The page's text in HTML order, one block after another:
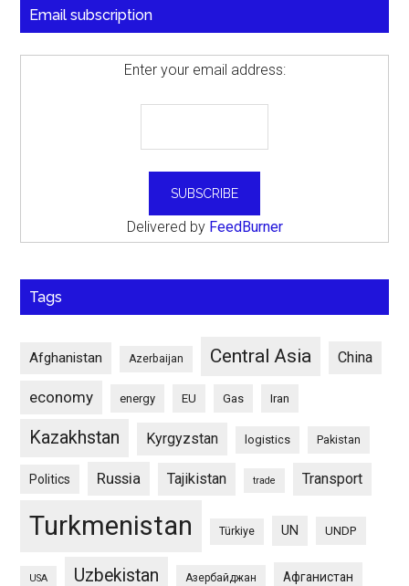
Email subscription
Enter your email address:
Delivered by FeedBurner
Tags
Afghanistan Azerbaijan Central Asia China
economy energy EU Gas Iran
Kazakhstan Kyrgyzstan logistics Pakistan
Politics Russia Tajikistan trade Transport
Turkmenistan Türkiye UN UNDP
USA Uzbekistan Азербайджан Афганистан